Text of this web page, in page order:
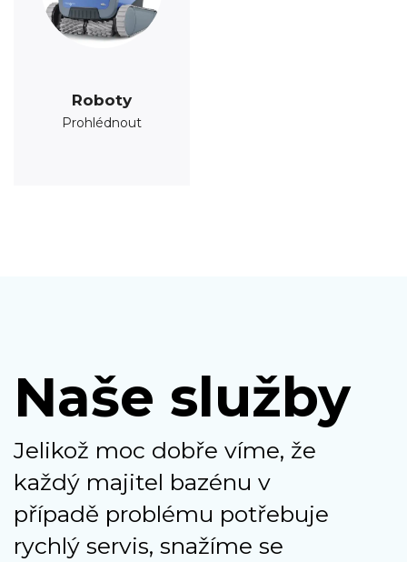
Roboty
Prohlédnout
Naše služby
Jelikož moc dobře víme, že
každý majitel bazénu v
případě problému potřebuje
rychlý servis, snažíme se